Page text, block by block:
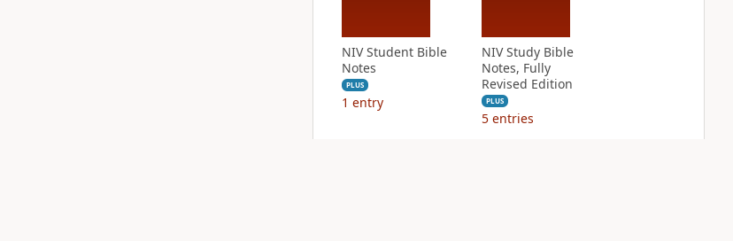
NIV Student Bible
Notes
PLUS
1 entry
NIV Study Bible
Notes, Fully
Revised Edition
PLUS
5 entries